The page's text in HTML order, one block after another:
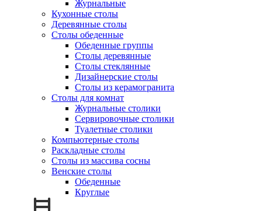
Журнальные
Кухонные столы
Деревянные столы
Столы обеденные
Обеденные группы
Столы деревянные
Столы стеклянные
Дизайнерские столы
Столы из керамогранита
Столы для комнат
Журнальные столики
Сервировочные столики
Туалетные столики
Компьютерные столы
Раскладные столы
Столы из массива сосны
Венские столы
Обеденные
Круглые